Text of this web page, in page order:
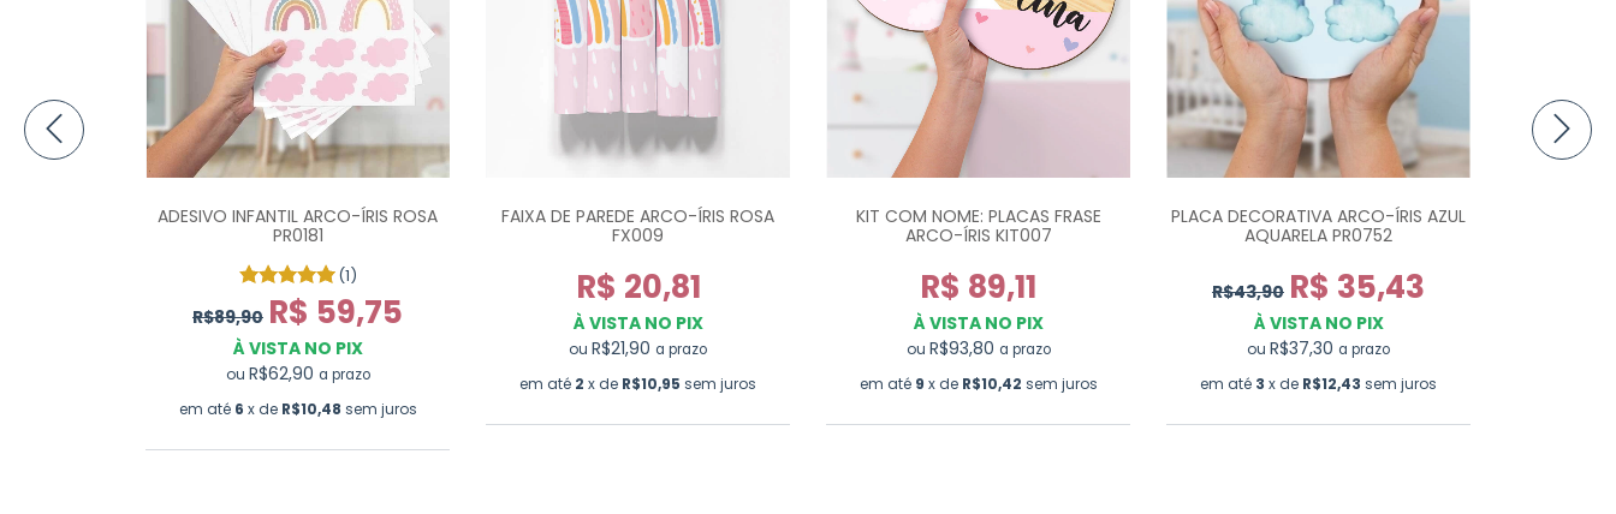
ADESIVO INFANTIL ARCO-ÍRIS ROSA
PR0181
(1)
R$89,90 R$ 59,75
À VISTA NO PIX
ou R$62,90 a prazo
em até 6 x de R$10,48 sem juros
FAIXA DE PAREDE ARCO-ÍRIS ROSA
FX009
R$ 20,81
À VISTA NO PIX
ou R$21,90 a prazo
em até 2 x de R$10,95 sem juros
KIT COM NOME: PLACAS FRASE
ARCO-ÍRIS KIT007
R$ 89,11
À VISTA NO PIX
ou R$93,80 a prazo
em até 9 x de R$10,42 sem juros
PLACA DECORATIVA ARCO-ÍRIS AZUL
AQUARELA PR0752
R$43,90 R$ 35,43
À VISTA NO PIX
ou R$37,30 a prazo
em até 3 x de R$12,43 sem juros